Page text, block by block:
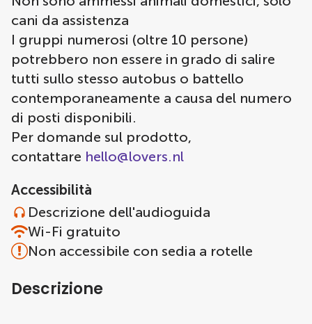
cani da assistenza
I gruppi numerosi (oltre 10 persone)
potrebbero non essere in grado di salire
tutti sullo stesso autobus o battello
contemporaneamente a causa del numero
di posti disponibili.
Per domande sul prodotto,
contattare hello@lovers.nl
Accessibilità
Descrizione dell'audioguida
Wi-Fi gratuito
Non accessibile con sedia a rotelle
Descrizione